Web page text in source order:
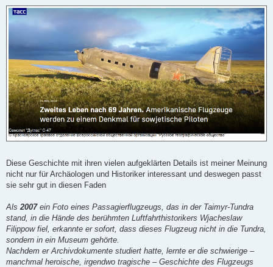
i
t
Diese Geschichte mit ihren vielen aufgeklärten Details ist meiner Meinung
nicht nur für Archäologen und Historiker interessant und deswegen passt
sie sehr gut in diesen Faden
Als 2007ein Foto eines Passagierflugzeugs, das in der Taimyr-Tundra
stand, in die Hände des berühmten Luftfahrthistorikers Wjacheslaw
Filippow fiel, erkannte er sofort, dass dieses Flugzeug nicht in die Tundra,
sondern in ein Museum gehörte.
Nachdem er Archivdokumente studiert hatte, lernte er die schwierige –
manchmal heroische, irgendwo tragische – Geschichte des Flugzeugs